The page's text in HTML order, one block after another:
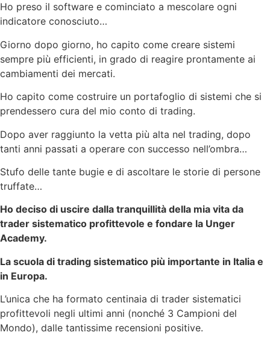
Ho preso il software e cominciato a mescolare ogni
indicatore conosciuto…
Giorno dopo giorno, ho capito come creare sistemi
sempre più efficienti, in grado di reagire prontamente ai
cambiamenti dei mercati.
Ho capito come costruire un portafoglio di sistemi che si
prendessero cura del mio conto di trading.
Dopo aver raggiunto la vetta più alta nel trading, dopo
tanti anni passati a operare con successo nell’ombra…
Stufo delle tante bugie e di ascoltare le storie di persone
truffate…
Ho deciso di uscire dalla tranquillità della mia vita da
trader sistematico profittevole e fondare la Unger
Academy.
La scuola di trading sistematico più importante in Italia e
in Europa.
L’unica che ha formato centinaia di trader sistematici
profittevoli negli ultimi anni (nonché 3 Campioni del
Mondo), dalle tantissime recensioni positive.